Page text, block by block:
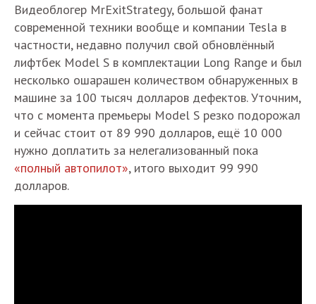
Видеоблогер MrExitStrategy, большой фанат
современной техники вообще и компании Tesla в
частности, недавно получил свой обновлённый
лифтбек Model S в комплектации Long Range и был
несколько ошарашен количеством обнаруженных в
машине за 100 тысяч долларов дефектов. Уточним,
что с момента премьеры Model S резко подорожал
и сейчас стоит от 89 990 долларов, ещё 10 000
нужно доплатить за нелегализованный пока
«полный автопилот», итого выходит 99 990
долларов.